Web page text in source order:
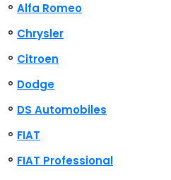
Alfa Romeo
Chrysler
Citroen
Dodge
DS Automobiles
FIAT
FIAT Professional